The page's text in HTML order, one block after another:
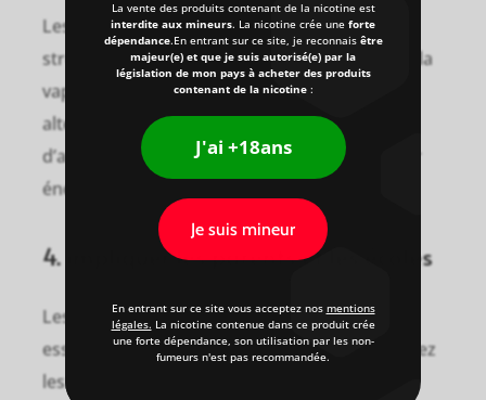
Les adolescents cherchent souvent à gérer le
stress ou à s’intégrer socialement en utilisant la
vape. Il est crucial de leur proposer des
alternatives, telles que le sport, les arts, ou
d’autres activités positives, pour canaliser leur
énergie de manière saine.
4. impliquer les parents et les écoles
Les parents et les éducateurs ont un rôle
essentiel à jouer pour prévenir le vapotage chez
les jeunes. En créant un dialogue ouvert et en
La vente des produits contenant de la nicotine est
interdite aux mineurs. La nicotine crée une forte
dépendance.En entrant sur ce site, je reconnais être
majeur(e) et que je suis autorisé(e) par la
législation de mon pays à acheter des produits
contenant de la nicotine:
J'ai +18ans
Je suis mineur
En entrant sur ce site vous acceptez nos mentions
légales. La nicotine contenue dans ce produit crée
une forte dépendance, son utilisation par les non-
fumeurs n'est pas recommandée.